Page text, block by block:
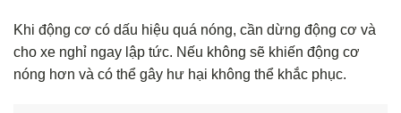
Khi động cơ có dấu hiệu quá nóng, cần dừng động cơ và
cho xe nghỉ ngay lập tức. Nếu không sẽ khiến động cơ
nóng hơn và có thể gây hư hại không thể khắc phục.